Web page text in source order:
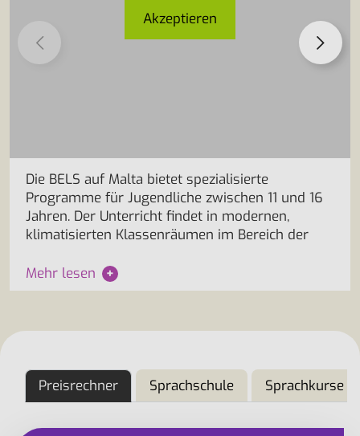
Akzeptieren
Die BELS auf Malta bietet spezialisierte
Programme für Jugendliche zwischen 11 und 16
Jahren. Der Unterricht findet in modernen,
klimatisierten Klassenräumen im Bereich der
Mehr lesen +
Preisrechner Sprachschule Sprachkurse